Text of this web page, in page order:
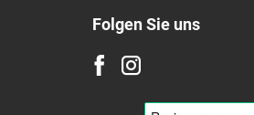
Folgen Sie uns